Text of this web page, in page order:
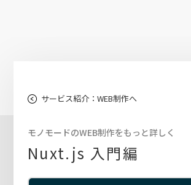
サービス紹介：WEB制作へ
モノモードのWEB制作をもっと詳しく
Nuxt.js 入門編